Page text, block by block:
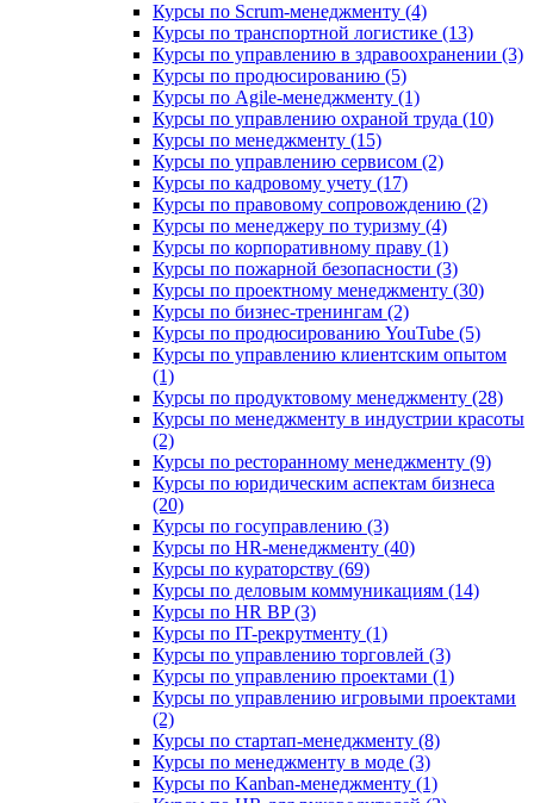
Курсы по Scrum-менеджменту (4)
Курсы по транспортной логистике (13)
Курсы по управлению в здравоохранении (3)
Курсы по продюсированию (5)
Курсы по Agile-менеджменту (1)
Курсы по управлению охраной труда (10)
Курсы по менеджменту (15)
Курсы по управлению сервисом (2)
Курсы по кадровому учету (17)
Курсы по правовому сопровождению (2)
Курсы по менеджеру по туризму (4)
Курсы по корпоративному праву (1)
Курсы по пожарной безопасности (3)
Курсы по проектному менеджменту (30)
Курсы по бизнес-тренингам (2)
Курсы по продюсированию YouTube (5)
Курсы по управлению клиентским опытом
(1)
Курсы по продуктовому менеджменту (28)
Курсы по менеджменту в индустрии красоты
(2)
Курсы по ресторанному менеджменту (9)
Курсы по юридическим аспектам бизнеса
(20)
Курсы по госуправлению (3)
Курсы по HR-менеджменту (40)
Курсы по кураторству (69)
Курсы по деловым коммуникациям (14)
Курсы по HR BP (3)
Курсы по IT-рекрутменту (1)
Курсы по управлению торговлей (3)
Курсы по управлению проектами (1)
Курсы по управлению игровыми проектами
(2)
Курсы по стартап-менеджменту (8)
Курсы по менеджменту в моде (3)
Курсы по Kanban-менеджменту (1)